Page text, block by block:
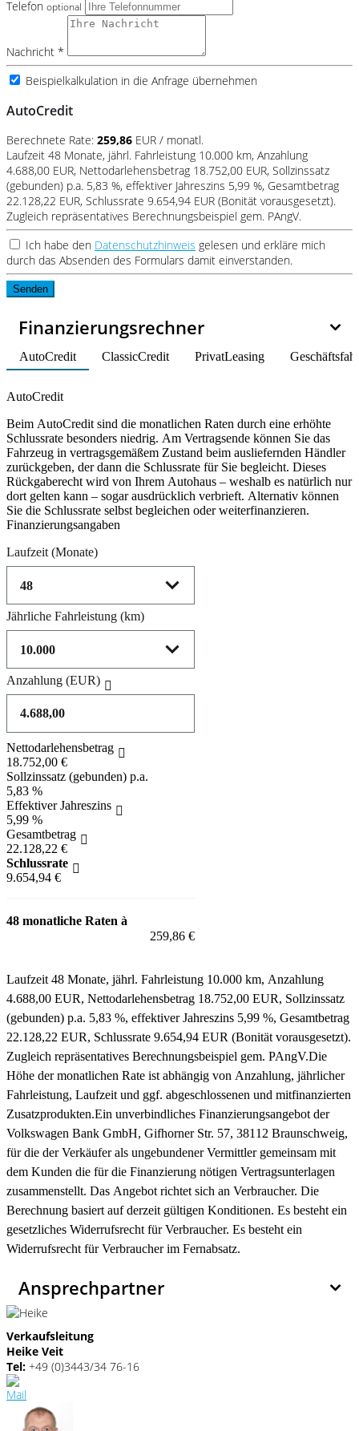
Telefon optional
Nachricht *
Beispielkalkulation in die Anfrage übernehmen
AutoCredit
Berechnete Rate: 259,86 EUR / monatl.
Laufzeit 48 Monate, jährl. Fahrleistung 10.000 km, Anzahlung
4.688,00 EUR, Nettodarlehensbetrag 18.752,00 EUR, Sollzinssatz
(gebunden) p.a. 5,83 %, effektiver Jahreszins 5,99 %, Gesamtbetrag
22.128,22 EUR, Schlussrate 9.654,94 EUR (Bonität vorausgesetzt).
Zugleich repräsentatives Berechnungsbeispiel gem. PAngV.
Ich habe den Datenschutzhinweis gelesen und erkläre mich
durch das Absenden des Formulars damit einverstanden.
Senden
Finanzierungsrechner
AutoCredit ClassicCredit PrivatLeasing
AutoCredit
Beim AutoCredit sind die monatlichen Raten durch eine erhöhte
Schlussrate besonders niedrig. Am Vertragsende können Sie das
Fahrzeug in vertragsgemäßem Zustand beim ausliefernden Händler
zurückgeben, der dann die Schlussrate für Sie begleicht. Dieses
Rückgaberecht wird von Ihrem Autohaus – weshalb es natürlich nur
dort gelten kann – sogar ausdrücklich verbrieft. Alternativ können
Sie die Schlussrate selbst begleichen oder weiterfinanzieren.
Finanzierungsangaben
Laufzeit (Monate)
Jährliche Fahrleistung (km)
Anzahlung (EUR)
Nettodarlehensbetrag
18.752,00 €
Sollzinssatz (gebunden) p.a.
5,83 %
Effektiver Jahreszins
5,99 %
Gesamtbetrag
22.128,22 €
Schlussrate
9.654,94 €
48 monatliche Raten à
259,86 €
Laufzeit 48 Monate, jährl. Fahrleistung 10.000 km, Anzahlung
4.688,00 EUR, Nettodarlehensbetrag 18.752,00 EUR, Sollzinssatz
(gebunden) p.a. 5,83 %, effektiver Jahreszins 5,99 %, Gesamtbetrag
22.128,22 EUR, Schlussrate 9.654,94 EUR (Bonität vorausgesetzt).
Zugleich repräsentatives Berechnungsbeispiel gem. PAngV.Die
Höhe der monatlichen Rate ist abhängig von Anzahlung, jährlicher
Fahrleistung, Laufzeit und ggf. abgeschlossenen und mitfinanzierten
Zusatzprodukten.Ein unverbindliches Finanzierungsangebot der
Volkswagen Bank GmbH, Gifhorner Str. 57, 38112 Braunschweig,
für die der Verkäufer als ungebundener Vermittler gemeinsam mit
dem Kunden die für die Finanzierung nötigen Vertragsunterlagen
zusammenstellt. Das Angebot richtet sich an Verbraucher. Die
Berechnung basiert auf derzeit gültigen Konditionen. Es besteht ein
gesetzliches Widerrufsrecht für Verbraucher. Es besteht ein
Widerrufsrecht für Verbraucher im Fernabsatz.
Ansprechpartner
Verkaufsleitung
Heike Veit
Tel: +49 (0)3443/34 76-16